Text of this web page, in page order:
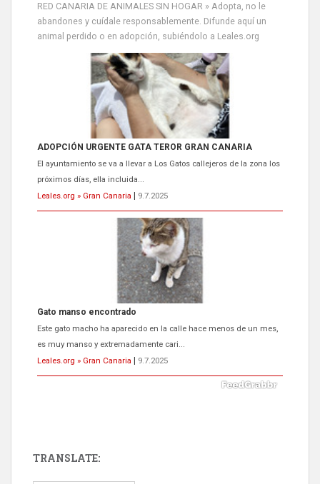
RED CANARIA DE ANIMALES SIN HOGAR » Adopta, no le
abandones y cuídale responsablemente. Difunde aquí un
animal perdido o en adopción, subiéndolo a Leales.org
Gato manso encontrado
Este gato macho ha aparecido en la calle hace menos de un mes,
es muy manso y extremadamente cari...
Leales.org » Gran Canaria
9.7.2025
Adopción urgente
Busco adopción responsable para mi perra. Pastor alemán,
hembra, 4 años. Por motivos personales ...
Leales.org » Gran Canaria
6.7.2025
TRANSLATE: